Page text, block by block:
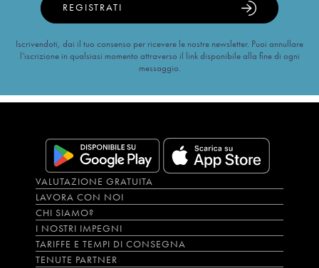
REGISTRATI
Iscrivendoti, dai il tuo consenso per ricevere le nostre newsletter. Puoi annullare
l’iscrizione in qualsiasi momento attraverso il link disponibile alla fine di ogni
messaggio.
VALUTAZIONE GRATUITA
LAVORA CON NOI
CHI SIAMO?
I NOSTRI IMPEGNI
TARIFFE E TEMPI DI CONSEGNA
TENUTE PARTNER